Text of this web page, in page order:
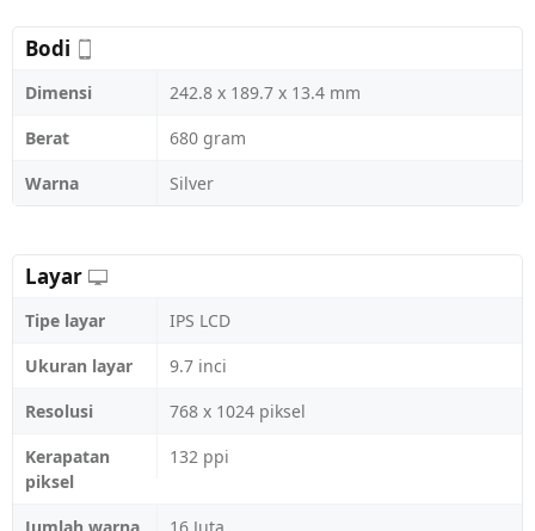
Bodi
Dimensi
242.8 x 189.7 x 13.4 mm
Berat
680 gram
Warna
Silver
Layar
Tipe layar
IPS LCD
Ukuran layar
9.7 inci
Resolusi
768 x 1024 piksel
Kerapatan
piksel
132 ppi